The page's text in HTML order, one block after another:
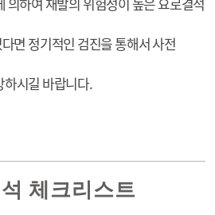
면 정기적인 검진을 통해서 사전
하시길 바랍니다.
체크리스트